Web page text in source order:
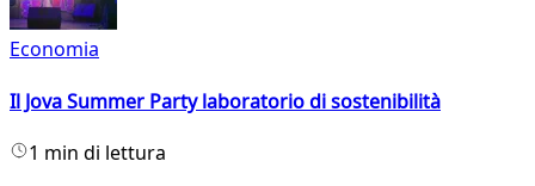
Economia
Il Jova Summer Party laboratorio di sostenibilità
1 min di lettura